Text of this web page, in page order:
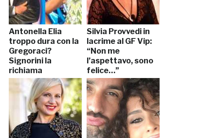
Antonella Elia
troppo dura con la
Gregoraci?
Signorini la
richiama
Silvia Provvedi in
lacrime al GF Vip:
“Non me
l’aspettavo, sono
felice…”